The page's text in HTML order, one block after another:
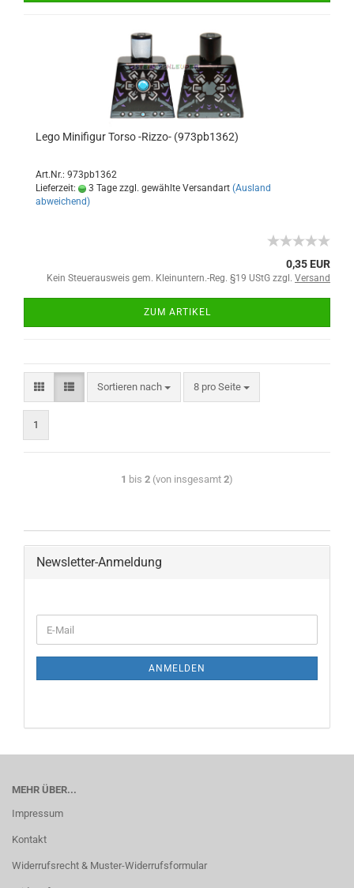
Lego Minifigur Torso -Rizzo- (973pb1362)
Art.Nr.: 973pb1362
Lieferzeit:
3 Tage zzgl. gewählte Versandart (Ausland
abweichend)
0,35 EUR
Kein Steuerausweis gem. Kleinuntern.-Reg. §19 UStG zzgl. Versand
ZUM ARTIKEL
Sortieren nach 8 pro Seite
1
1 bis 2 (von insgesamt 2)
Newsletter-Anmeldung
ANMELDEN
MEHR ÜBER...
Impressum
Kontakt
Widerrufsrecht & Muster-Widerrufsformular